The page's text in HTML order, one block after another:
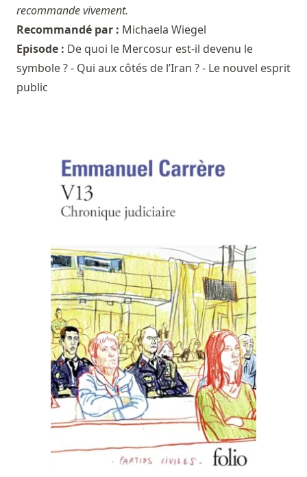
recommande vivement.
Recommandé par : Michaela Wiegel
Episode : De quoi le Mercosur est-il devenu le
symbole ? - Qui aux côtés de l’Iran ? - Le nouvel esprit
public